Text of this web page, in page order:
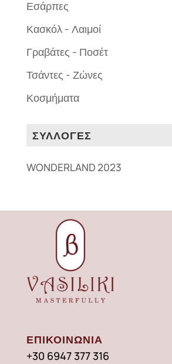
Εσάρπες
Κασκόλ - Λαιμοί
Γραβάτες - Ποσέτ
Τσάντες - Ζώνες
Κοσμήματα
ΣΥΛΛΟΓΕΣ
WONDERLAND 2023
ΕΠΙΚΟΙΝΩΝΙΑ
+30 6947 377 316